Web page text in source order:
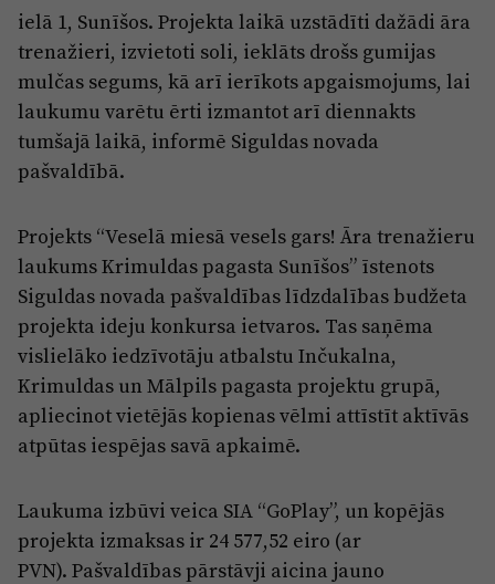
Jūrmala
Par laikrakstu
Privātuma politika
Sludinājumi
ielā 1, Sunīšos. Projekta laikā uzstādīti dažādi āra
trenažieri, izvietoti soli, ieklāts drošs gumijas
mulčas segums, kā arī ierīkots apgaismojums, lai
laukumu varētu ērti izmantot arī diennakts
tumšajā laikā, informē Siguldas novada
pašvaldībā.
Projekts “Veselā miesā vesels gars! Āra trenažieru
laukums Krimuldas pagasta Sunīšos” īstenots
Siguldas novada pašvaldības līdzdalības budžeta
projekta ideju konkursa ietvaros. Tas saņēma
vislielāko iedzīvotāju atbalstu Inčukalna,
Krimuldas un Mālpils pagasta projektu grupā,
apliecinot vietējās kopienas vēlmi attīstīt aktīvās
atpūtas iespējas savā apkaimē.
Laukuma izbūvi veica SIA “GoPlay”, un kopējās
projekta izmaksas ir 24 577,52 eiro (ar
PVN). Pašvaldības pārstāvji aicina jauno